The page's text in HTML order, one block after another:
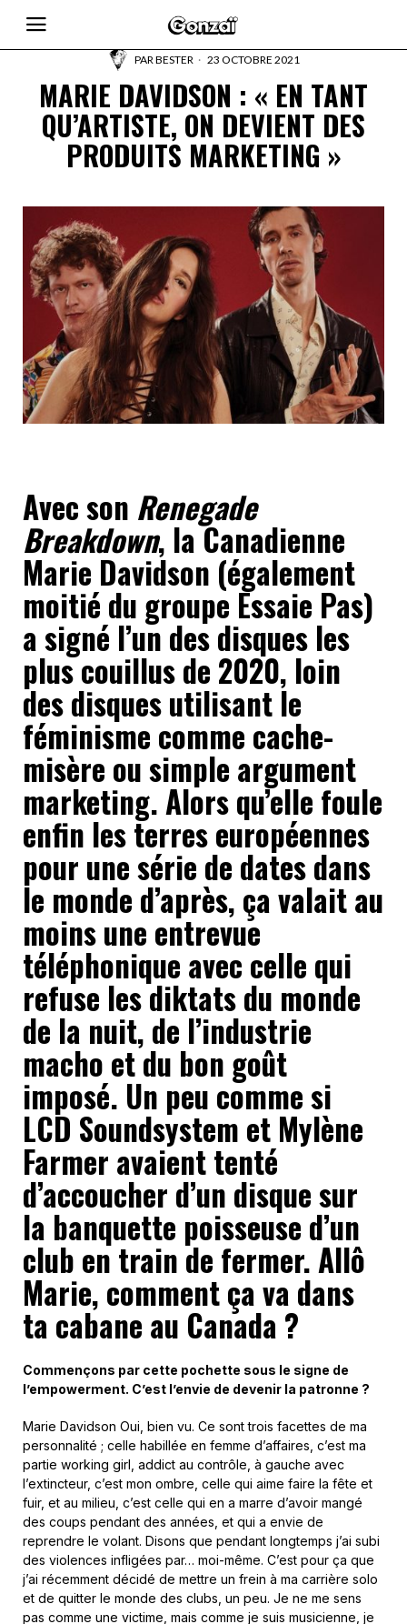
PARBESTER 23 OCTOBRE 2021
MARIE DAVIDSON : « EN TANT
QU’ARTISTE, ON DEVIENT DES
PRODUITS MARKETING »
Avec son Renegade
Breakdown, la Canadienne
Marie Davidson (également
moitié du groupe Essaie Pas)
a signé l’un des disques les
plus couillus de 2020, loin
des disques utilisant le
féminisme comme cache-
misère ou simple argument
marketing. Alors qu’elle foule
enfin les terres européennes
pour une série de dates dans
le monde d’après, ça valait au
moins une entrevue
téléphonique avec celle qui
refuse les diktats du monde
de la nuit, de l’industrie
macho et du bon goût
imposé. Un peu comme si
LCD Soundsystem et Mylène
Farmer avaient tenté
d’accoucher d’un disque sur
la banquette poisseuse d’un
club en train de fermer. Allô
Marie, comment ça va dans
ta cabane au Canada ?
Commençons par cette pochette sous le signe de
l’empowerment. C’est l’envie de devenir la patronne ?
Marie Davidson Oui, bien vu. Ce sont trois facettes de ma
personnalité ; celle habillée en femme d’affaires, c’est ma
partie working girl, addict au contrôle, à gauche avec
l’extincteur, c’est mon ombre, celle qui aime faire la fête et
fuir, et au milieu, c’est celle qui en a marre d’avoir mangé
des coups pendant des années, et qui a envie de
reprendre le volant. Disons que pendant longtemps j’ai subi
des violences infligées par… moi-même. C’est pour ça que
j’ai récemment décidé de mettre un frein à ma carrière solo
et de quitter le monde des clubs, un peu. Je ne me sens
pas comme une victime, mais comme je suis musicienne, je